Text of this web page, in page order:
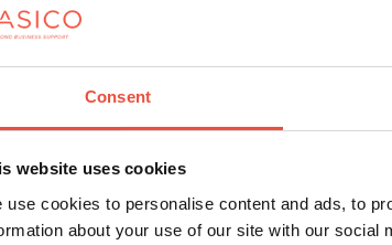
Consent
website uses cookies
use cookies to personalise content and ads, to
about your use of our site with our
et brugbart værktøj for de virksomheder, der ikke
i forhold til værdikædesamarbejder.
fælles sprog og en fælles reference for, hvad reel og